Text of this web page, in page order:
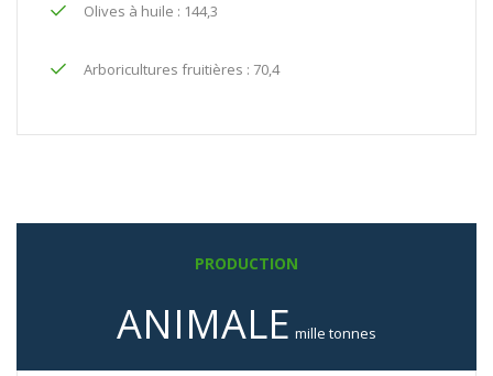
Olives à huile : 144,3
Arboricultures fruitières : 70,4
PRODUCTION
ANIMALE mille tonnes